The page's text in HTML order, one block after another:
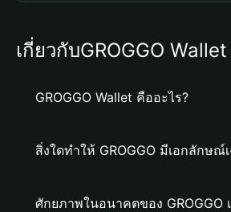
เกี่ยวกับGROGGO Wallet
GROGGO Wallet คืออะไร?
สิ่งใดทำให้ GROGGO มีเอกลักษณ์
ศักยภาพในอนาคตของ GROGGO